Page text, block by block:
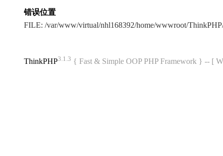
错误位置
FILE: /var/www/virtual/nhl168392/home/wwwroot/
ThinkPHP3.1.3 { Fast & Simple OOP PHP Framework } -- [